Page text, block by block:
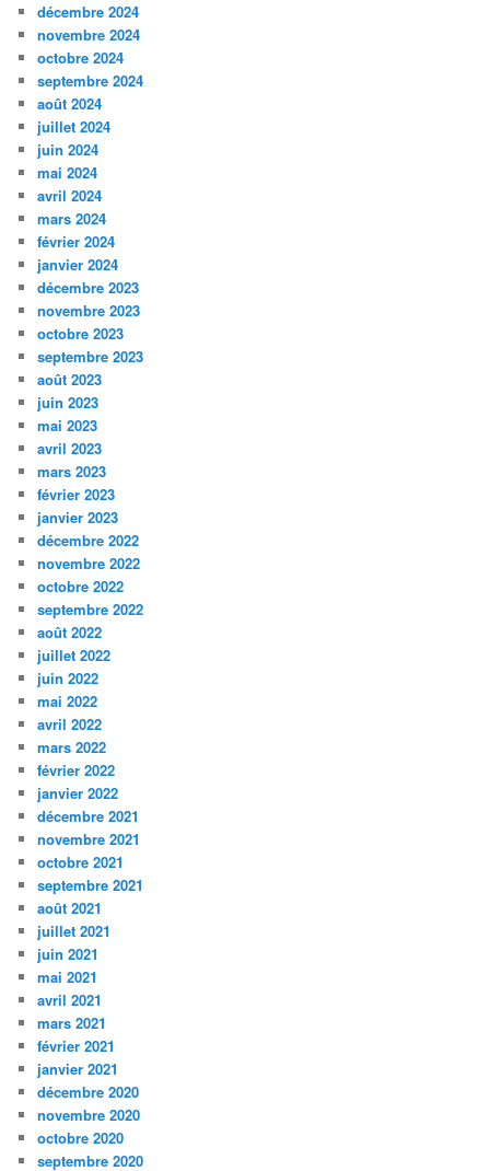
décembre 2024
novembre 2024
octobre 2024
septembre 2024
août 2024
juillet 2024
juin 2024
mai 2024
avril 2024
mars 2024
février 2024
janvier 2024
décembre 2023
novembre 2023
octobre 2023
septembre 2023
août 2023
juin 2023
mai 2023
avril 2023
mars 2023
février 2023
janvier 2023
décembre 2022
novembre 2022
octobre 2022
septembre 2022
août 2022
juillet 2022
juin 2022
mai 2022
avril 2022
mars 2022
février 2022
janvier 2022
décembre 2021
novembre 2021
octobre 2021
septembre 2021
août 2021
juillet 2021
juin 2021
mai 2021
avril 2021
mars 2021
février 2021
janvier 2021
décembre 2020
novembre 2020
octobre 2020
septembre 2020